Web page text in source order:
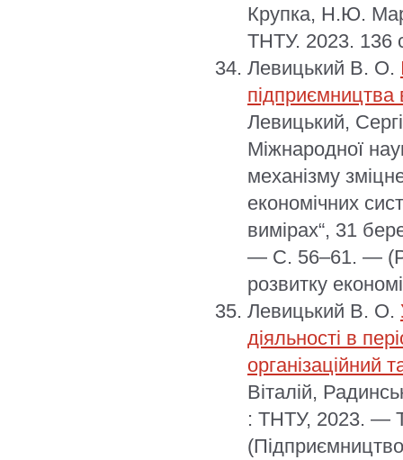
Крупка, Н.Ю.
ТНТУ. 2023. 136
Левицький В. О.
підприємництва
Левицький,
Міжнародної
механізму
економічних
вимірах“, 31
— С. 56–61. —
розвитку
Левицький В. О.
діяльності в
організаційний
Віталій,
: ТНТУ, 2023.